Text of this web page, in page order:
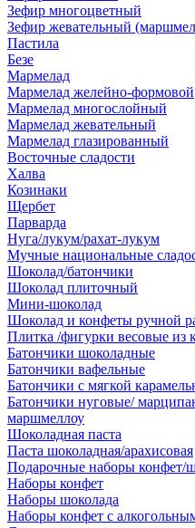
Зефир многоцветный
Зефир жевательный
Пастила
Безе
Мармелад
Мармелад желейно-формовой
Мармелад многослойный
Мармелад жевательный
Мармелад глазированный
Восточные сладости
Халва
Козинаки
Щербет
Парварда
Нуга/лукум/рахат-лукум
Мучные национальные
Шоколад/батончики
Шоколад плиточный
Мини-шоколад
Шоколад и конфеты ручной
Плитка /фигурки весовые из
Батончики шоколадные
Батончики вафельные
Батончики с мягкой
Батончики нуговые/
маршмеллоу
Шоколадная паста
Паста шоколадная/арахисовая
Подарочные наборы конфет/
Наборы конфет
Наборы шоколада
Наборы конфет с